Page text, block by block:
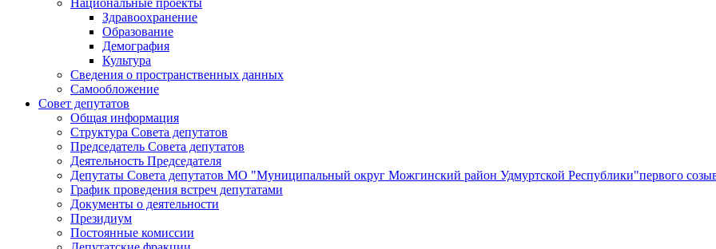
Здравоохранение
Образование
Демография
Культура
Сведения о пространственных данных
Самообложение
Совет депутатов
Общая информация
Структура Совета депутатов
Председатель Совета депутатов
Деятельность Председателя
Депутаты Совета депутатов МО "Муниципальный округ Можгинский район Удмуртской Республики"первого
График проведения встреч депутатами
Документы о деятельности
Президиум
Постоянные комиссии